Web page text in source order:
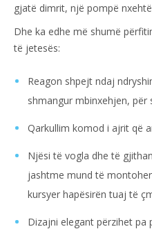
gjatë dimrit, një pompë
Dhe ka edhe më shumë
të jetesës:
Reagon shpejt ndaj
shmangur mbinxehjen, për
Qarkullim komod i ajrit që
Njësi të vogla dhe të
jashtme mund të
kursyer hapësirën tuaj të
Dizajni elegant përzihet